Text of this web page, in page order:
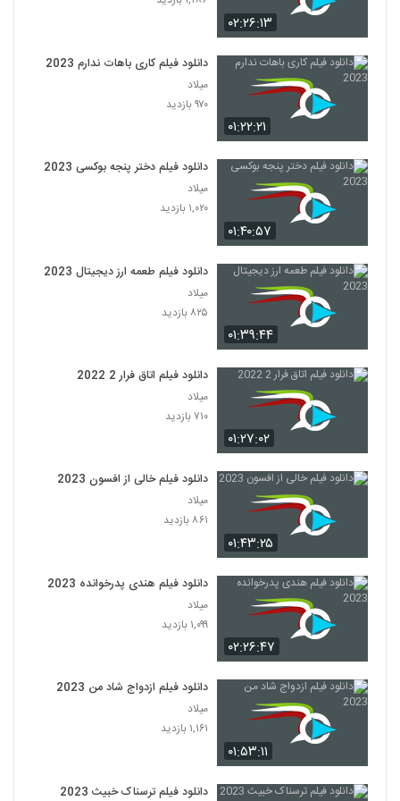
۰۲:۲۶:۱۳
۰۱:۲۲:۲۱
دانلود فیلم کاری باهات ندارم 2023
میلاد
۹۷۰ بازدید
۰۱:۴۰:۵۷
دانلود فیلم دختر پنجه بوکسی 2023
میلاد
۱,۰۲۰ بازدید
۰۱:۳۹:۴۴
دانلود فیلم طعمه ارز دیجیتال 2023
میلاد
۸۲۵ بازدید
۰۱:۲۷:۰۲
دانلود فیلم اتاق فرار 2 2022
میلاد
۷۱۰ بازدید
۰۱:۴۳:۲۵
دانلود فیلم خالی از افسون 2023
میلاد
۸۶۱ بازدید
۰۲:۲۶:۴۷
دانلود فیلم هندی پدرخوانده 2023
میلاد
۱,۰۹۹ بازدید
۰۱:۵۳:۱۱
دانلود فیلم ازدواج شاد من 2023
میلاد
۱,۱۶۱ بازدید
دانلود فیلم ترسناک خبیث 2023